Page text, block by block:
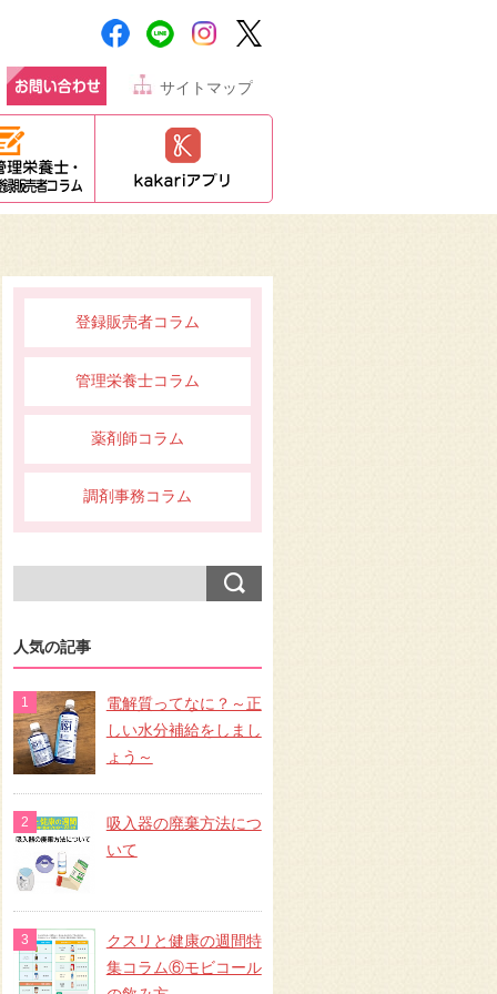
サイトマップ
登録販売者コラム
管理栄養士コラム
薬剤師コラム
調剤事務コラム
人気の記事
電解質ってなに？～正
しい水分補給をしまし
ょう～
吸入器の廃棄方法につ
いて
クスリと健康の週間特
集コラム⑥モビコール